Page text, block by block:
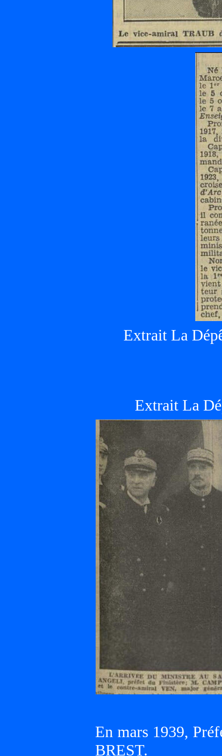
Extrait La
Extrait La
En mars 1939,
BREST.